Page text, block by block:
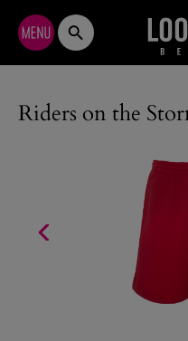
Zum Hauptinhalt springen
Riders on the